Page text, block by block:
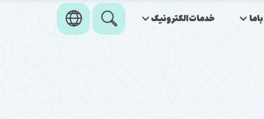
خدمات‌الکترونیک